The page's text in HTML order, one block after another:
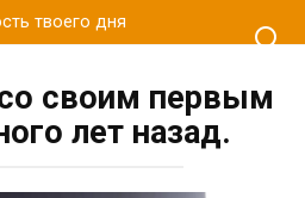
твоего дня
своим первым
лет назад.